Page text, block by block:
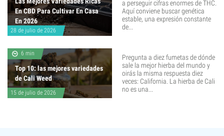
En CBD Para Cultivar En Casa
En 2026
28 de julio de 2026
a perseguir cifras enormes de THC.
Aquí conviene buscar genética
estable, una expresión constante
de...
6 min
Top 10: las mejores variedades
de Cali Weed
15 de julio de 2026
Pregunta a diez fumetas de dónde
sale la mejor hierba del mundo y
oirás la misma respuesta diez
veces: California. La hierba de Cali
no es una...